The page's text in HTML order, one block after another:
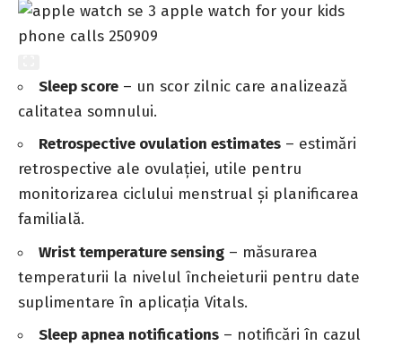
Sleep score – un scor zilnic care analizează
calitatea somnului.
Retrospective ovulation estimates – estimări
retrospective ale ovulației, utile pentru
monitorizarea ciclului menstrual și planificarea
familială.
Wrist temperature sensing – măsurarea
temperaturii la nivelul încheieturii pentru date
suplimentare în aplicația Vitals.
Sleep apnea notifications – notificări în cazul